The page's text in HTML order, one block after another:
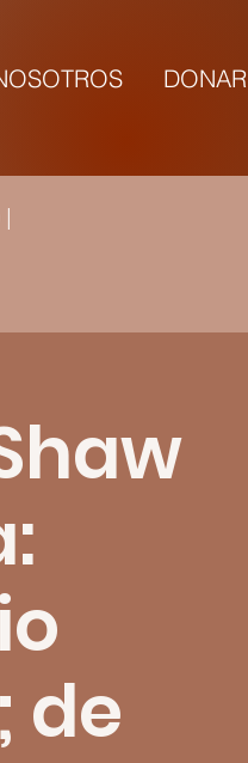
DONAR
de